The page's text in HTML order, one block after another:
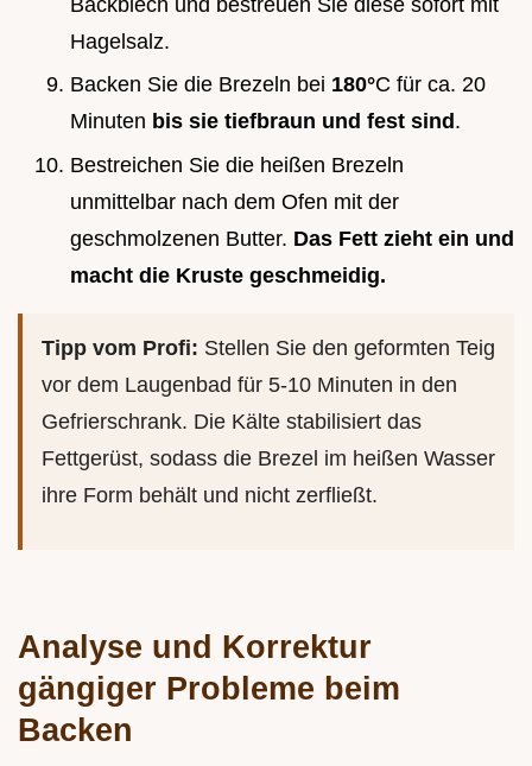
Hagelsalz.
Backen Sie die Brezeln bei 180°C für ca. 20
Minuten bis sie tiefbraun und fest sind .
Bestreichen Sie die heißen Brezeln
unmittelbar nach dem Ofen mit der
geschmolzenen Butter. Das Fett zieht ein und
macht die Kruste geschmeidig.
Tipp vom Profi: Stellen Sie den geformten Teig
vor dem Laugenbad für 5-10 Minuten in den
Gefrierschrank. Die Kälte stabilisiert das
Fettgerüst, sodass die Brezel im heißen Wasser
ihre Form behält und nicht zerfließt.
Analyse und Korrektur
gängiger Probleme beim
Backen